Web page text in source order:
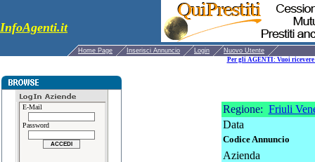
InfoAgenti.it
Home Page Inserisci Annuncio Login
Nuovo Utente
Per gli AGENTI: Vuoi
E-Mail
Password
Regione: Friuli
Data
Codice Annuncio
Azienda